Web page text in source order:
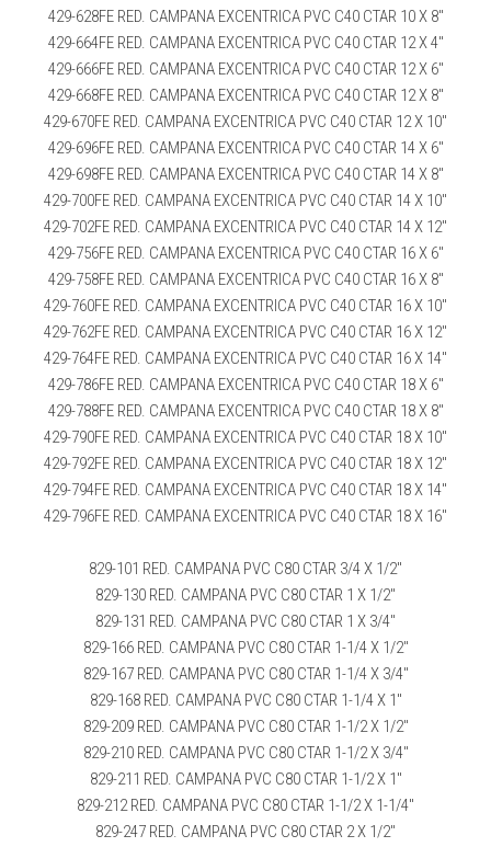
429-628FE RED. CAMPANA EXCENTRICA PVC C40 CTAR 10 X 8″
429-664FE RED. CAMPANA EXCENTRICA PVC C40 CTAR 12 X 4″
429-666FE RED. CAMPANA EXCENTRICA PVC C40 CTAR 12 X 6″
429-668FE RED. CAMPANA EXCENTRICA PVC C40 CTAR 12 X 8″
429-670FE RED. CAMPANA EXCENTRICA PVC C40 CTAR 12 X 10″
429-696FE RED. CAMPANA EXCENTRICA PVC C40 CTAR 14 X 6″
429-698FE RED. CAMPANA EXCENTRICA PVC C40 CTAR 14 X 8″
429-700FE RED. CAMPANA EXCENTRICA PVC C40 CTAR 14 X 10″
429-702FE RED. CAMPANA EXCENTRICA PVC C40 CTAR 14 X 12″
429-756FE RED. CAMPANA EXCENTRICA PVC C40 CTAR 16 X 6″
429-758FE RED. CAMPANA EXCENTRICA PVC C40 CTAR 16 X 8″
429-760FE RED. CAMPANA EXCENTRICA PVC C40 CTAR 16 X 10″
429-762FE RED. CAMPANA EXCENTRICA PVC C40 CTAR 16 X 12″
429-764FE RED. CAMPANA EXCENTRICA PVC C40 CTAR 16 X 14″
429-786FE RED. CAMPANA EXCENTRICA PVC C40 CTAR 18 X 6″
429-788FE RED. CAMPANA EXCENTRICA PVC C40 CTAR 18 X 8″
429-790FE RED. CAMPANA EXCENTRICA PVC C40 CTAR 18 X 10″
429-792FE RED. CAMPANA EXCENTRICA PVC C40 CTAR 18 X 12″
429-794FE RED. CAMPANA EXCENTRICA PVC C40 CTAR 18 X 14″
429-796FE RED. CAMPANA EXCENTRICA PVC C40 CTAR 18 X 16″
829-101 RED. CAMPANA PVC C80 CTAR 3/4 X 1/2″
829-130 RED. CAMPANA PVC C80 CTAR 1 X 1/2″
829-131 RED. CAMPANA PVC C80 CTAR 1 X 3/4″
829-166 RED. CAMPANA PVC C80 CTAR 1-1/4 X 1/2″
829-167 RED. CAMPANA PVC C80 CTAR 1-1/4 X 3/4″
829-168 RED. CAMPANA PVC C80 CTAR 1-1/4 X 1″
829-209 RED. CAMPANA PVC C80 CTAR 1-1/2 X 1/2″
829-210 RED. CAMPANA PVC C80 CTAR 1-1/2 X 3/4″
829-211 RED. CAMPANA PVC C80 CTAR 1-1/2 X 1″
829-212 RED. CAMPANA PVC C80 CTAR 1-1/2 X 1-1/4″
829-247 RED. CAMPANA PVC C80 CTAR 2 X 1/2″